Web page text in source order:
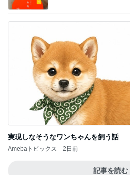
実現しなそうなワンちゃんを飼う話
Amebaトピックス 2日前
記事を読む
Amebaトピックス 20時間前